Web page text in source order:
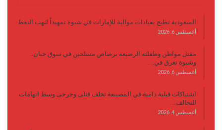
السعودية تطيح بقيادات موالية للإمارات في شبوة تمهيداً لنهب النفط
أغسطس 6, 2026
مقتل مواطن وطفلته الرضيعة برصاص مسلحين في سوق حبان..
وشبوة تغرق في…
أغسطس 6, 2026
اشتباكات قبلية دامية في المصينعة تخلف قتلى وجرحى وسط اتهامات
للتحالف…
أغسطس 4, 2026